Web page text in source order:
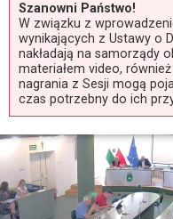
Szanowni Państwo!
W związku z
wynikających z Ustawy o
nakładają na samorządy
materiałem video,
nagrania z Sesji mogą
czas potrzebny do ich